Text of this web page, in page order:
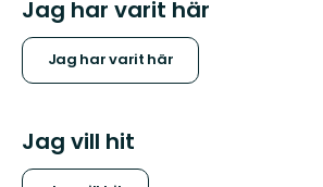
Jag har varit här
Jag har varit här
Jag vill hit